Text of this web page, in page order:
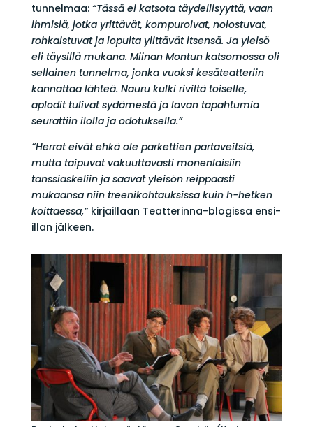
tunnelmaa: “Tässä ei katsota täydellisyyttä, vaan
ihmisiä, jotka yrittävät, kompuroivat, nolostuvat,
rohkaistuvat ja lopulta ylittävät itsensä. Ja yleisö
eli täysillä mukana. Miinan Montun katsomossa oli
sellainen tunnelma, jonka vuoksi kesäteatteriin
kannattaa lähteä. Nauru kulki riviltä toiselle,
aplodit tulivat sydämestä ja lavan tapahtumia
seurattiin ilolla ja odotuksella.”
“Herrat eivät ehkä ole parkettien partaveitsiä,
mutta taipuvat vakuuttavasti monenlaisiin
tanssiaskeliin ja saavat yleisön reippaasti
mukaansa niin treenikohtauksissa kuin h-hetken
koittaessa,”kirjaillaan Teatterinna-blogissa ensi-
illan jälkeen.